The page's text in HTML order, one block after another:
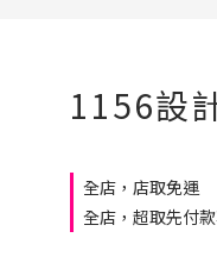
1156設
全店，店取免運
全店，超取先付